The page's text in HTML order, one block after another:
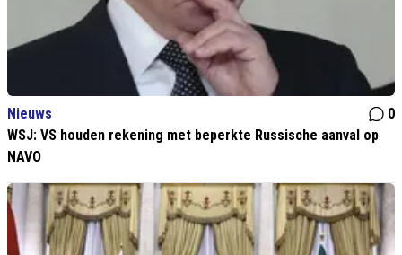
Nieuws
0
WSJ: VS houden rekening met beperkte Russische aanval op
NAVO